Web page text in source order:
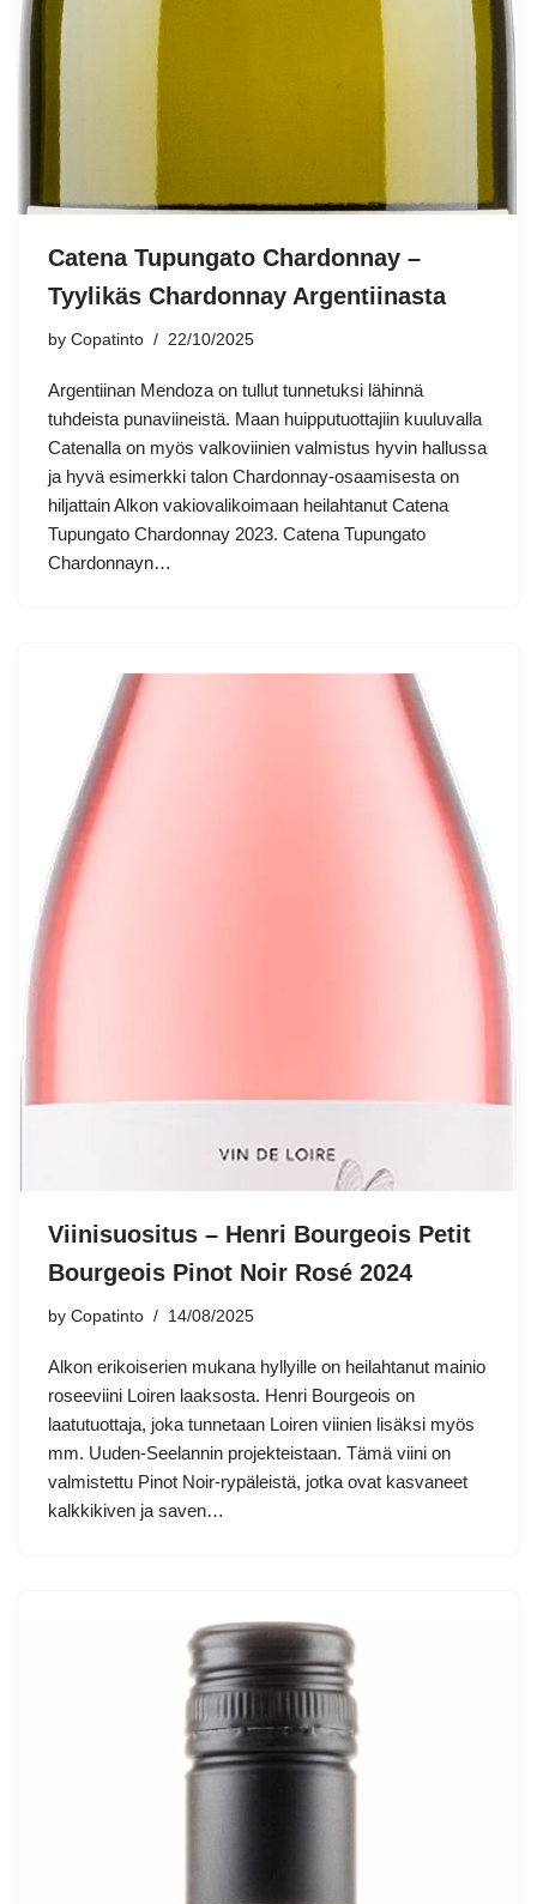
Catena Tupungato Chardonnay –
Tyylikäs Chardonnay Argentiinasta
by Copatinto 22/10/2025
Argentiinan Mendoza on tullut tunnetuksi lähinnä
tuhdeista punaviineistä. Maan huipputuottajiin kuuluvalla
Catenalla on myös valkoviinien valmistus hyvin hallussa
ja hyvä esimerkki talon Chardonnay-osaamisesta on
hiljattain Alkon vakiovalikoimaan heilahtanut Catena
Tupungato Chardonnay 2023. Catena Tupungato
Chardonnayn…
Viinisuositus – Henri Bourgeois Petit
Bourgeois Pinot Noir Rosé 2024
by Copatinto 14/08/2025
Alkon erikoiserien mukana hyllyille on heilahtanut mainio
roseeviini Loiren laaksosta. Henri Bourgeois on
laatutuottaja, joka tunnetaan Loiren viinien lisäksi myös
mm. Uuden-Seelannin projekteistaan. Tämä viini on
valmistettu Pinot Noir-rypäleistä, jotka ovat kasvaneet
kalkkikiven ja saven…